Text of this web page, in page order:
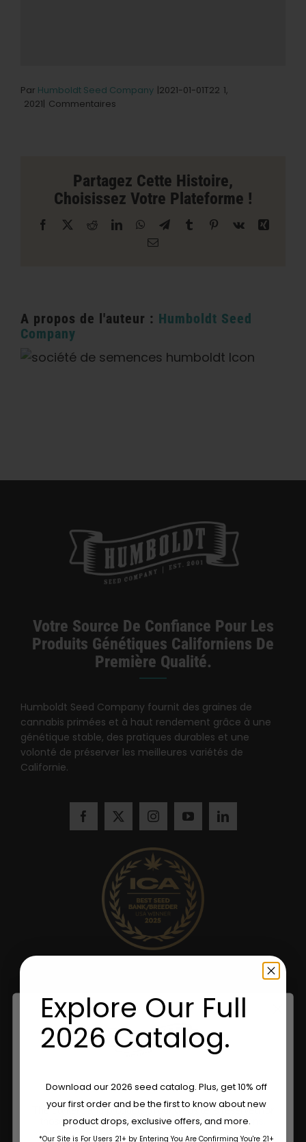
Par Humboldt Seed Company |2021-01-01T22 1,
2021| Commentaires
Bragg
Partagez Cette Histoire,
Choisissez Votre Plateforme !
Facebook RedditLinkedInWhatsAppTélégramme
Tumblr Pinterest
Vk
Xing
Courriel
A propos de l'auteur : Humboldt Seed
Company
Votre Source De Confiance Pour Les
Produits Génétiques Californiens De
Première Qualité.
Humboldt Seed Company fournit des graines de
cannabis primées et à haut rendement grâce à une
génétique stable, des pratiques durables et une
volonté de préserver les meilleures variétés de
Californie.
Are You Aged 18 Or Over?
The content and products of our website is reserved for
those of legal age.Please see Terms & Conditions.
Explore Our Full
2026 Catalog.
Download our 2026 seed catalog. Plus, get 10% off
your first order and be the first to know about new
product drops, exclusive offers, and more.
*Our Site is For Users 21+ by Entering You Are Confirming You're 21+